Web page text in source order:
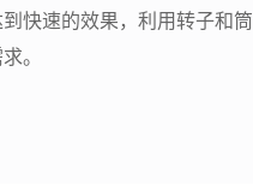
快速的效果，利用转子和
。